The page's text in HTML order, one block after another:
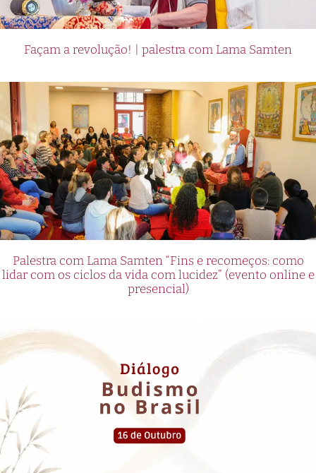
Façam a revolução! | palestra com Lama Samten
Palestra com Lama Samten “Fins e recomeços: como
lidar com os ciclos da vida com lucidez” (evento online e
presencial)